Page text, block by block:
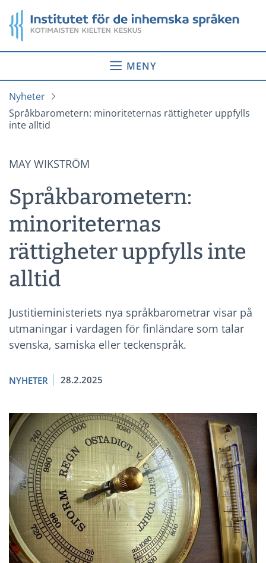
till
innehåll
Startsida
MENY
Nyheter
Språkbarometern: minoriteternas rättigheter uppfylls
inte alltid
MAY WIKSTRÖM
Språkbarometern:
minoriteternas
rättigheter uppfylls inte
alltid
Justitieministeriets nya språkbarometrar visar på
utmaningar i vardagen för finländare som talar
svenska, samiska eller teckenspråk.
NYHETER 28.2.2025